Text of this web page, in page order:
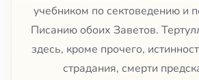
учебником по сектоведению и
Писанию обоих Заветов.
здесь, кроме прочего,
страдания, смерти